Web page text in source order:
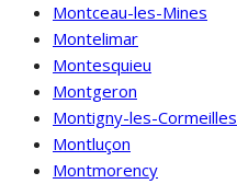
Montceau-les-Mines
Montelimar
Montesquieu
Montgeron
Montigny-les-Cormeilles
Montluçon
Montmorency